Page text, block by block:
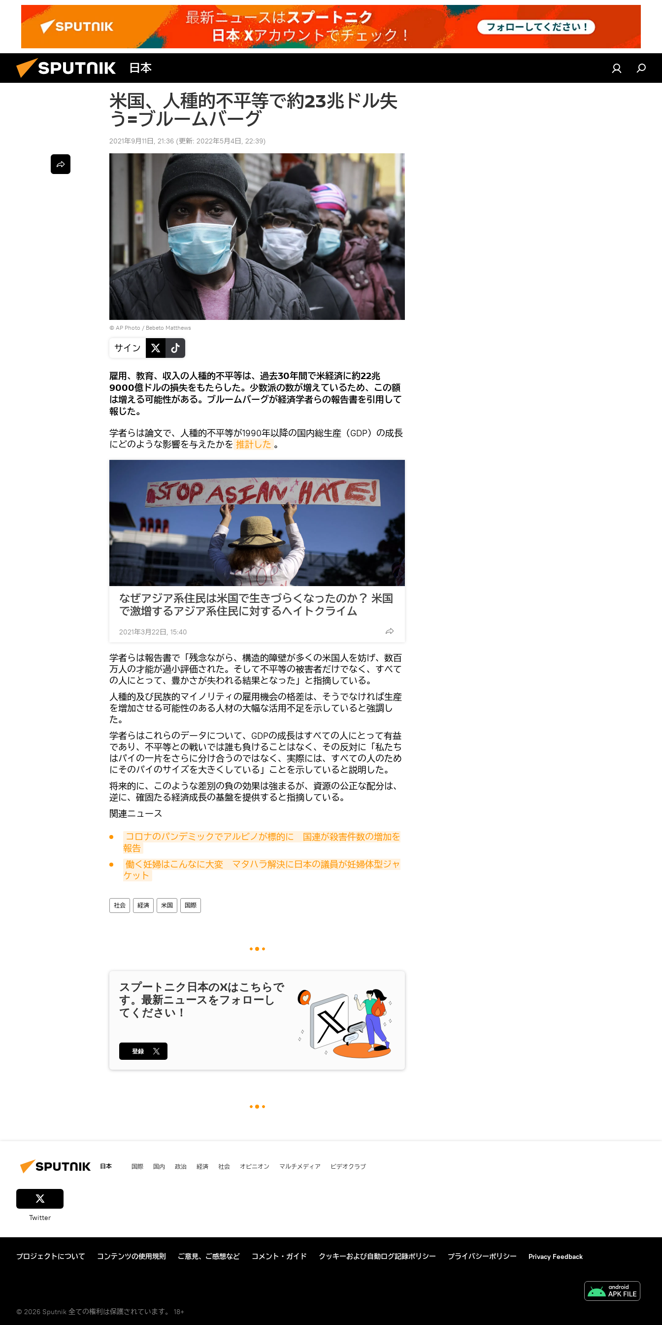
日本
米国、人種的不平等で約23兆ドル失
う=ブルームバーグ
2021年9月11日, 21:36 (更新: 2022年5月4日, 22:39)
© AP Photo / Bebeto Matthews
サイン
雇用、教育、収入の人種的不平等は、過去30年間で米経済に約22兆
9000億ドルの損失をもたらした。少数派の数が増えているため、この額
は増える可能性がある。ブルームバーグが経済学者らの報告書を引用して
報じた。
学者らは論文で、人種的不平等が1990年以降の国内総生産（GDP）の成長
にどのような影響を与えたかを 推計した 。
なぜアジア系住民は米国で生きづらくなったのか？ 米国
で激増するアジア系住民に対するヘイトクライム
2021年3月22日, 15:40
学者らは報告書で「残念ながら、構造的障壁が多くの米国人を妨げ、数百
万人の才能が過小評価された。そして不平等の被害者だけでなく、すべて
の人にとって、豊かさが失われる結果となった」と指摘している。
人種的及び民族的マイノリティの雇用機会の格差は、そうでなければ生産
を増加させる可能性のある人材の大幅な活用不足を示していると強調し
た。
学者らはこれらのデータについて、GDPの成長はすべての人にとって有益
であり、不平等との戦いでは誰も負けることはなく、その反対に「私たち
はパイの一片をさらに分け合うのではなく、実際には、すべての人のため
にそのパイのサイズを大きくしている」ことを示していると説明した。
将来的に、このような差別の負の効果は強まるが、資源の公正な配分は、
逆に、確固たる経済成長の基盤を提供すると指摘している。
関連ニュース
コロナのパンデミックでアルビノが標的に　国連が殺害件数の増加を
報告
働く妊婦はこんなに大変　マタハラ解決に日本の議員が妊婦体型ジャ
ケット
社会 経済 米国 国際
スプートニク日本のXはこちらで
す。最新ニュースをフォローし
てください！
登録
日本 国際 国内 政治 経済 社会 オピニオン マルチメディア ビデオクラブ
Twitter
プロジェクトについて コンテンツの使用規則 ご意見、ご感想など コメント・ガイド クッキーおよび自動ログ記録ポリシー プライバシーポリシー Privacy Feedback
© 2026 Sputnik 全ての権利は保護されています。 18+